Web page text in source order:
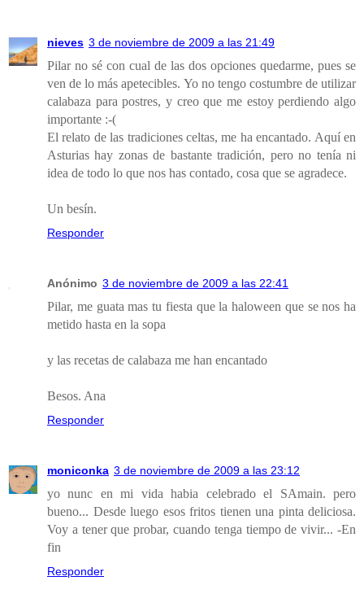
nieves 3 de noviembre de 2009 a las 21:49
Pilar no sé con cual de las dos opciones quedarme, pues se
ven de lo más apetecibles. Yo no tengo costumbre de utilizar
calabaza para postres, y creo que me estoy perdiendo algo
importante :-(
El relato de las tradiciones celtas, me ha encantado. Aquí en
Asturias hay zonas de bastante tradición, pero no tenía ni
idea de todo lo que nos has contado, cosa que se agradece.
Un besín.
Responder
Anónimo 3 de noviembre de 2009 a las 22:41
Pilar, me guata mas tu fiesta que la haloween que se nos ha
metido hasta en la sopa
y las recetas de calabaza me han encantado
Besos. Ana
Responder
moniconka 3 de noviembre de 2009 a las 23:12
yo nunc en mi vida habia celebrado el SAmain. pero
bueno... Desde luego esos fritos tienen una pinta deliciosa.
Voy a tener que probar, cuando tenga tiempo de vivir... -En
fin
Responder